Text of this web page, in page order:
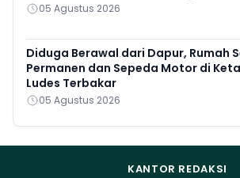
05 Agustus 2026
Diduga Berawal dari Dapur, Rumah
Permanen dan Sepeda Motor di
Ludes Terbakar
05 Agustus 2026
KANTOR REDAKSI